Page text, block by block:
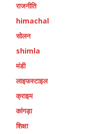
राजनीति
himachal
सोलन
shimla
मंडी
लाइफस्टाइल
क्राइम
कांगड़ा
शिक्षा